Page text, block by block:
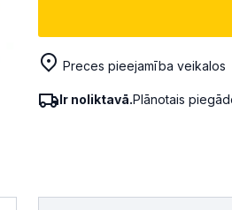
Preces pieejamība veikalos
Ir noliktavā.Plānotais